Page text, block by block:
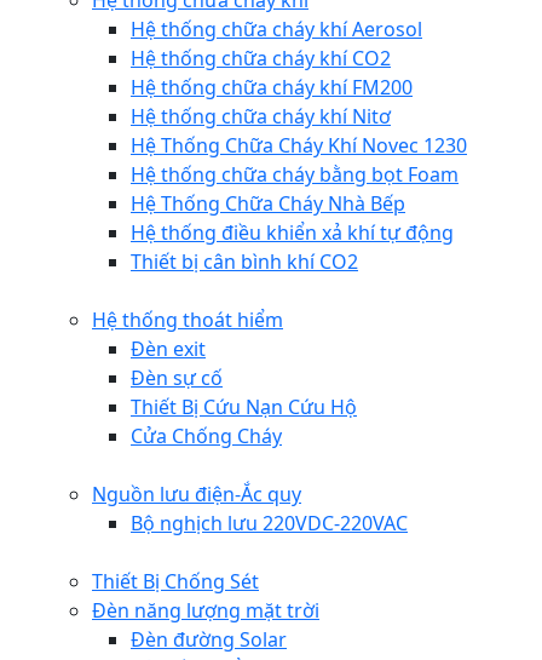
Hệ thống chữa cháy khí Aerosol
Hệ thống chữa cháy khí CO2
Hệ thống chữa cháy khí FM200
Hệ thống chữa cháy khí Nitơ
Hệ Thống Chữa Cháy Khí Novec 1230
Hệ thống chữa cháy bằng bọt Foam
Hệ Thống Chữa Cháy Nhà Bếp
Hệ thống điều khiển xả khí tự động
Thiết bị cân bình khí CO2
Hệ thống thoát hiểm
Đèn exit
Đèn sự cố
Thiết Bị Cứu Nạn Cứu Hộ
Cửa Chống Cháy
Nguồn lưu điện-Ắc quy
Bộ nghịch lưu 220VDC-220VAC
Thiết Bị Chống Sét
Đèn năng lượng mặt trời
Đèn đường Solar